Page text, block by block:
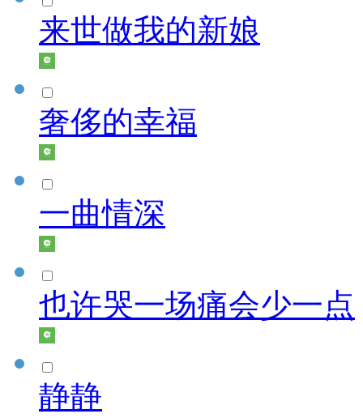
来世做我的新娘
奢侈的幸福
一曲情深
也许哭一场痛会少一点
静静